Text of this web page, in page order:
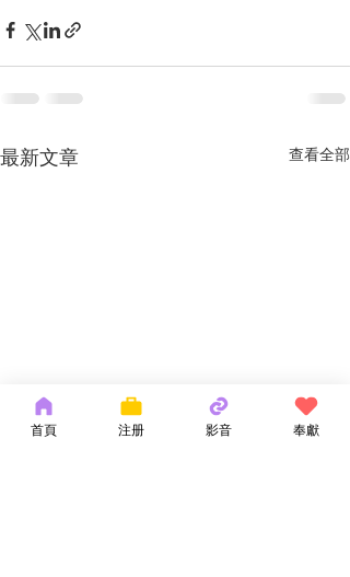
最新文章 查看全部
首頁 注册 影音 奉獻